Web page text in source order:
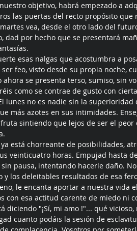
objetivo, habrá empezado a
las puertas del recto propósito que
vea, desde el otro lado del
dad por hecho que se presentará
esas nalgas que acostumbra a
feo, visto desde su propia noche,
ahora se presenta terso, sumiso, sin
como se contrae de gusto con
lunes no es nadie sin la
más azotes en sus intimidades.
sintiendo que lejos de ser el peor
está chorreante de posibilidades,
veinticuatro horas. Empujad hasta
sin pausa, intentando hacerle daño.
y los deleitables resultados de esa
le encanta aportar a nuestra vida
con esa actitud carente de miedo ni
diciendo "¡Sí, mi amo !"... qué
cuanto podáis la sesión de